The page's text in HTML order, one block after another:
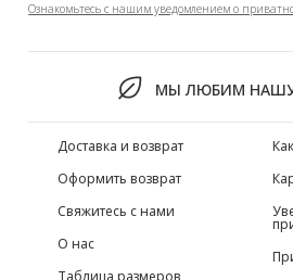
Ознакомьтесь с нашим уведомлением о
МЫ ЛЮБИМ
Доставка и возврат
Оформить возврат
Свяжитесь с нами
О нас
Таблица размеров